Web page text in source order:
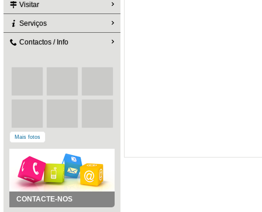
Visitar
Serviços
Contactos / Info
Mais fotos
CONTACTE-NOS